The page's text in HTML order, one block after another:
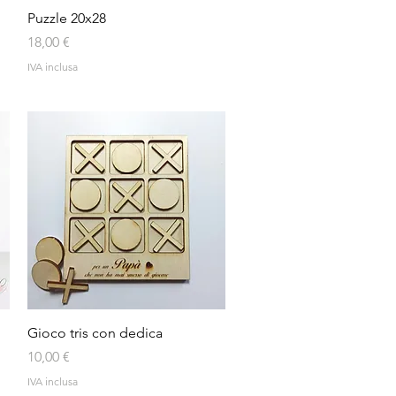
Vista rapida
Puzzle 20x28
Prezzo
18,00 €
IVA inclusa
Vista rapida
Gioco tris con dedica
Prezzo
10,00 €
IVA inclusa